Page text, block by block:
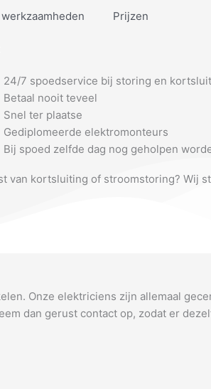
Prijzen
24/7 spoedservice bij storing en
Betaal nooit teveel
Snel ter plaatse
Gediplomeerde elektromonteurs
Bij spoed zelfde dag nog geholpen
van kortsluiting of stroomstoring? Wij
Onze elektriciens zijn allemaal
dan gerust contact op, zodat er